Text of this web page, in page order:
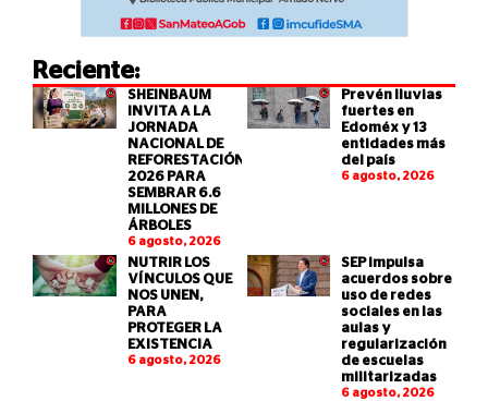
Reciente:
SHEINBAUM
INVITA A LA
JORNADA
NACIONAL DE
REFORESTACIÓN
2026 PARA
SEMBRAR 6.6
MILLONES DE
ÁRBOLES
6 agosto, 2026
Prevén lluvias
fuertes en
Edoméx y 13
entidades más
del país
6 agosto, 2026
NUTRIR LOS
VÍNCULOS QUE
NOS UNEN,
PARA
PROTEGER LA
EXISTENCIA
6 agosto, 2026
SEP impulsa
acuerdos sobre
uso de redes
sociales en las
aulas y
regularización
de escuelas
militarizadas
6 agosto, 2026